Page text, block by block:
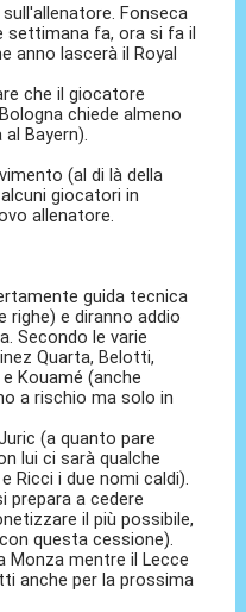
Fonseca
settimana fa, ora si fa il
anno lascerà il Royal
che il giocatore
chiede almeno
Bayern).
(al di là della
giocatori in
allenatore.
guida tecnica
e diranno addio
Secondo le varie
Quarta, Belotti,
Kouamé (anche
a rischio ma solo in
(a quanto pare
lui ci sarà qualche
Ricci i due nomi caldi).
prepara a cedere
il più possibile,
questa cessione).
Monza mentre il Lecce
anche per la prossima